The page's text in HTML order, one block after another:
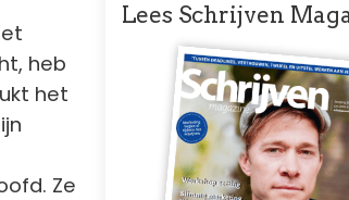
heb
het
Ze
Lees Schrijven
Afbeelding